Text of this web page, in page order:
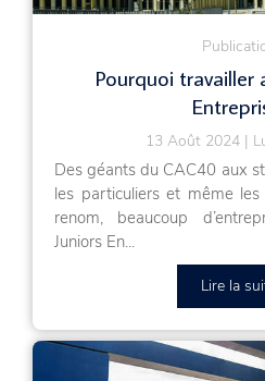
Pourquoi travailler
13 Août 2024
Des géants du CAC40 aux
les particuliers et même
renom, beaucoup
Juniors En...
Lire la